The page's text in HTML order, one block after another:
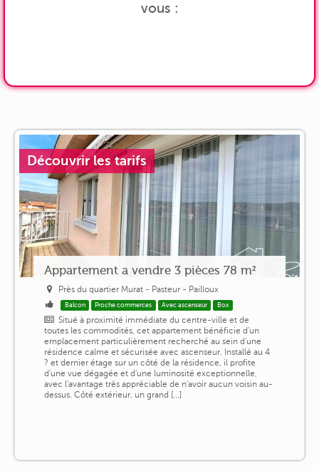
vous :
Découvrir les tarifs
Appartement a vendre 3 pièces 78 m²
Près du quartier Murat - Pasteur - Pailloux
Balcon Proche commerces Avec ascenseur Box
Situé à proximité immédiate du centre-ville et de
toutes les commodités, cet appartement bénéficie d'un
emplacement particulièrement recherché au sein d'une
résidence calme et sécurisée avec ascenseur. Installé au 4
? et dernier étage sur un côté de la résidence, il profite
d'une vue dégagée et d'une luminosité exceptionnelle,
avec l'avantage très appréciable de n'avoir aucun voisin au-
dessus. Côté extérieur, un grand [...]